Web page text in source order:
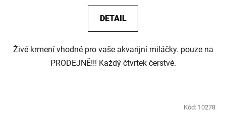
DETAIL
Živé krmení vhodné pro vaše akvarijní miláčky. pouze na
PRODEJNĚ!!! Každý čtvrtek čerstvé.
Kód: 10278